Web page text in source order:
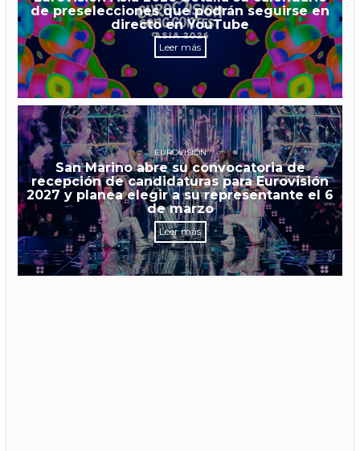
de preselecciones que podrán seguirse en
directo en YouTube
Leer más
EUROVISIÓN
San Marino abre su convocatoria de
recepción de candidaturas para Eurovisión
2027 y planea elegir a su representante el 6
de marzo
Leer más